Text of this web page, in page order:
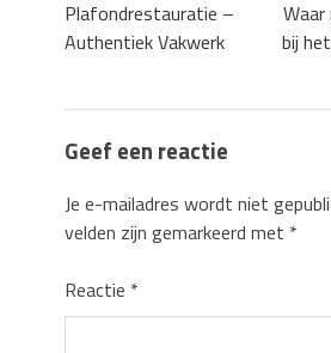
Plafondrestauratie –
Authentiek Vakwerk
bij
Geef een reactie
Je e-mailadres wordt niet
velden zijn gemarkeerd met *
Reactie *